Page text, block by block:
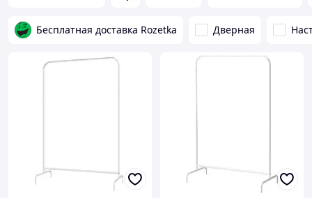
Бесплатная доставка Rozetka Дверная